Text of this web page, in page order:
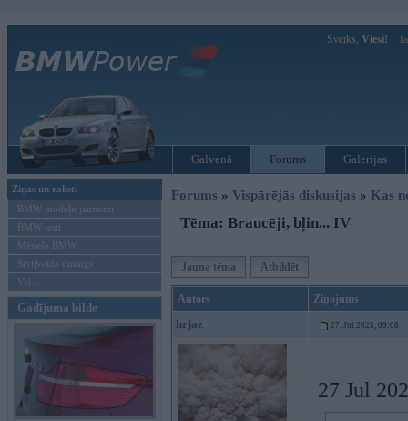
Sveiks, Viesi!
Galvenā Forums Galerijas
Ziņas un raksti
BMW modeļu jaunumi
BMW testi
Mēneša BMW
Sērijveida tūnings
Vel...
Gadījuma bilde
Forums » Vispārējās diskusijas » Kas
Tēma: Braucēji, bļin... IV
Jauna tēma Atbildēt
Autors Ziņojums
hrjaz 27. Jul 2025, 09:08
27 Jul